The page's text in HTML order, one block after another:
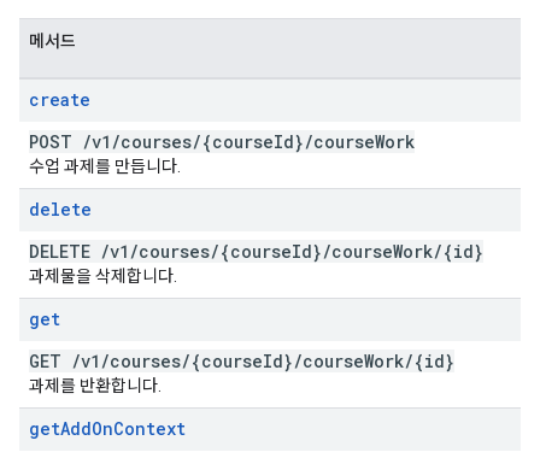
메서드
create
POST /v1 /courses/{courseId}/courseWork
수업 과제를 만듭니다.
delete
DELETE /v1 /courses/{courseId}/courseWork/{id}
과제물을 삭제합니다.
get
GET /v1 /courses/{courseId}/courseWork/{id}
과제를 반환합니다.
getAddOnContext